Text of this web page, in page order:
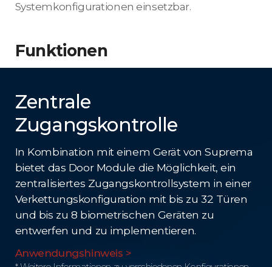
Systemkonfigurationen einsetzbar.
Funktionen
Zentrale
Zugangskontrolle
In Kombination mit einem Gerät von Suprema
bietet das Door Module die Möglichkeit, ein
zentralisiertes Zugangskontrollsystem in einer
Verkettungskonfiguration mit bis zu 32 Türen
und bis zu 8 biometrischen Geräten zu
entwerfen und zu implementieren.
Anwendungshinweis >